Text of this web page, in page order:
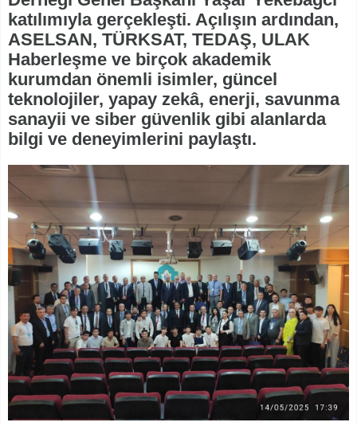
katılımıyla gerçekleşti. Açılışın ardından,
ASELSAN, TÜRKSAT, TEDAŞ, ULAK
Haberleşme ve birçok akademik
kurumdan önemli isimler, güncel
teknolojiler, yapay zekâ, enerji, savunma
sanayii ve siber güvenlik gibi alanlarda
bilgi ve deneyimlerini paylaştı.